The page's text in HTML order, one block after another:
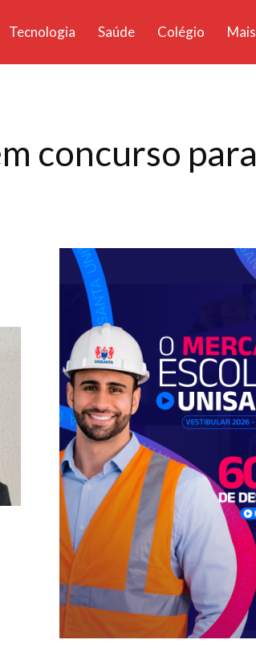
Tecnologia Saúde Colégio Mais
concurso para